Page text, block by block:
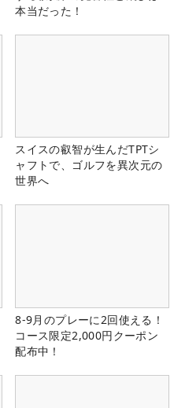
本当だった！
スイスの叡智が生んだTPTシ
ャフトで、ゴルフを異次元の
世界へ
8-9月のプレーに2回使える！
コース限定2,000円クーポン
配布中！